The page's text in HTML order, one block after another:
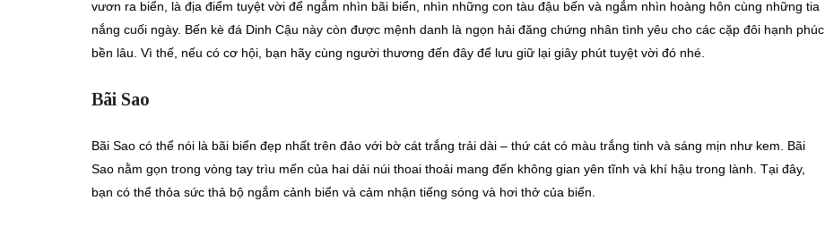
vươn ra biển, là địa điểm tuyệt vời để ngắm nhìn bãi biển, nhìn những con tàu đậu bến và ngắm nhìn hoàng hôn cùng những tia
nắng cuối ngày. Bến kè đá Dinh Cậu này còn được mệnh danh là ngọn hải đăng chứng nhân tình yêu cho các cặp đôi hạnh phúc
bền lâu. Vì thế, nếu có cơ hội, bạn hãy cùng người thương đến đây để lưu giữ lại giây phút tuyệt vời đó nhé.
Bãi Sao
Bãi Sao có thể nói là bãi biển đẹp nhất trên đảo với bờ cát trắng trải dài – thứ cát có màu trắng tinh và sáng mịn như kem. Bãi
Sao nằm gọn trong vòng tay trìu mến của hai dải núi thoai thoải mang đến không gian yên tĩnh và khí hậu trong lành. Tại đây,
bạn có thể thỏa sức thả bộ ngắm cảnh biển và cảm nhận tiếng sóng và hơi thở của biển.